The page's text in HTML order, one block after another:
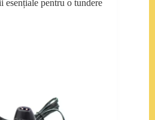
esențiale pentru o tundere